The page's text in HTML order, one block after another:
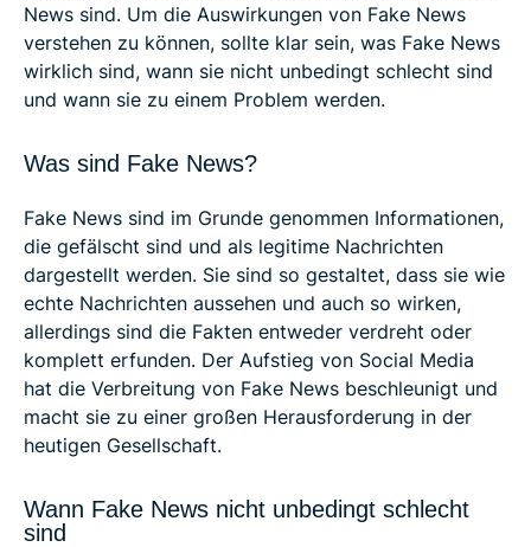
News sind. Um die Auswirkungen von Fake News
verstehen zu können, sollte klar sein, was Fake News
wirklich sind, wann sie nicht unbedingt schlecht sind
und wann sie zu einem Problem werden.
Was sind Fake News?
Fake News sind im Grunde genommen Informationen,
die gefälscht sind und als legitime Nachrichten
dargestellt werden. Sie sind so gestaltet, dass sie wie
echte Nachrichten aussehen und auch so wirken,
allerdings sind die Fakten entweder verdreht oder
komplett erfunden. Der Aufstieg von Social Media
hat die Verbreitung von Fake News beschleunigt und
macht sie zu einer großen Herausforderung in der
heutigen Gesellschaft.
Wann Fake News nicht unbedingt schlecht
sind